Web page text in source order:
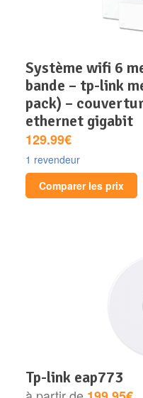
système wifi 6 mesh ax3000mbps bi-
bande – tp-link
pack) –
ethernet gigabit
129.99€
1 revendeur
Comparer les prix
tp-link eap773